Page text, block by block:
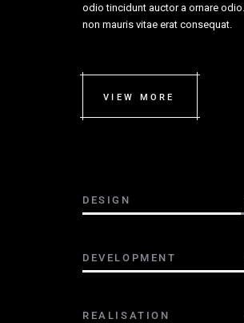
odio tincidunt auctor a ornare
non mauris vitae erat consequat.
VIEW MORE
DESIGN
DEVELOPMENT
REALISATION